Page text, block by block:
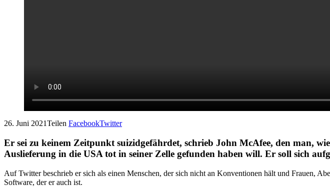
26. Juni 2021Teilen FacebookTwitter
Er sei zu keinem Zeitpunkt suizidgefährdet, schrieb John McAfee, den man,
Auslieferung in die USA tot in seiner Zelle gefunden haben will. Er soll sich
Auf Twitter beschrieb er sich als einen Menschen, der sich nicht an Konventionen hält und Frauen,
Software, der er auch ist.